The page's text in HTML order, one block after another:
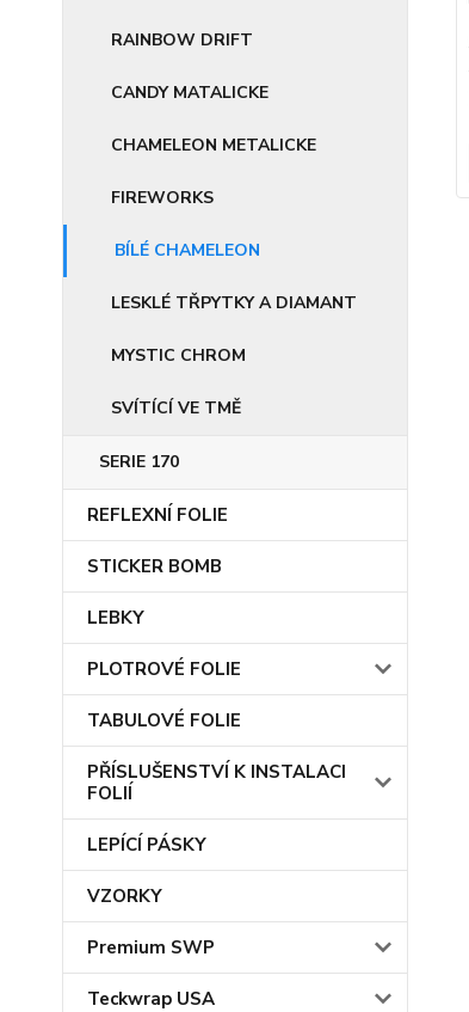
RAINBOW DRIFT
CANDY MATALICKE
CHAMELEON METALICKE
FIREWORKS
BÍLÉ CHAMELEON
LESKLÉ TŘPYTKY A DIAMANT
MYSTIC CHROM
SVÍTÍCÍ VE TMĚ
SERIE 170
REFLEXNÍ FOLIE
STICKER BOMB
LEBKY
PLOTROVÉ FOLIE
TABULOVÉ FOLIE
PŘÍSLUŠENSTVÍ K INSTALACI
FOLIÍ
LEPÍCÍ PÁSKY
VZORKY
Premium SWP
Teckwrap USA